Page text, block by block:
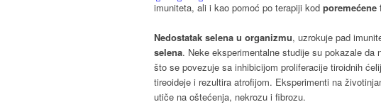
imuniteta, ali i kao pomoć po terapiji kod poremećene
Nedostatak selena u organizmu, uzrokuje pad
selena. Neke eksperimentalne studije su pokazale da
što se povezuje sa inhibicijom proliferacije tiroidnih
tireoideje i rezultira atroﬁjom. Eksperimenti na
utiče na oštećenja, nekrozu i ﬁbrozu.